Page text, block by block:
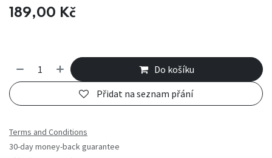
189,00 Kč
Do košíku
Přidat na seznam přání
Terms and Conditions
30-day money-back guarantee